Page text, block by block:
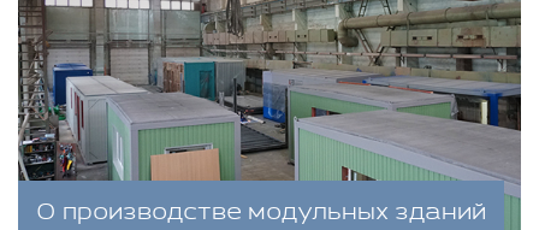
О производстве модульных зданий